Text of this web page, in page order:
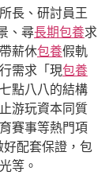
長、研討員王
、尋長期包養求
薪休包養假軌
需求「現包養
點八八的結構
游玩資本同質
賽事等熱門項
好配套保證，包
等。